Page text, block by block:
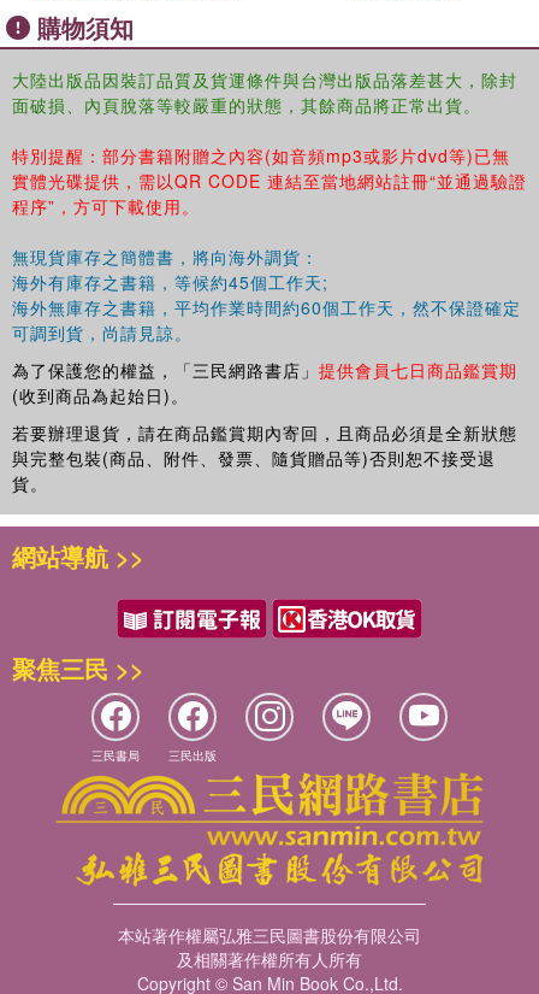
購物須知
大陸出版品因裝訂品質及貨運條件與台灣出版品落差甚大，除封
面破損、內頁脫落等較嚴重的狀態，其餘商品將正常出貨。
特別提醒：部分書籍附贈之內容(如音頻mp3或影片dvd等)已無
實體光碟提供，需以QR CODE 連結至當地網站註冊“並通過驗證
程序”，方可下載使用。
無現貨庫存之簡體書，將向海外調貨：
海外有庫存之書籍，等候約45個工作天;
海外無庫存之書籍，平均作業時間約60個工作天，然不保證確定
可調到貨，尚請見諒。
為了保護您的權益，「三民網路書店」 提供會員七日商品鑑賞期
(收到商品為起始日)。
若要辦理退貨，請在商品鑑賞期內寄回，且商品必須是全新狀態
與完整包裝(商品、附件、發票、隨貨贈品等)否則恕不接受退
貨。
網站導航 >>
聚焦三民 >>
三民書局 三民出版
本站著作權屬弘雅三民圖書股份有限公司
及相關著作權所有人所有
Copyright © San Min Book Co.,Ltd.